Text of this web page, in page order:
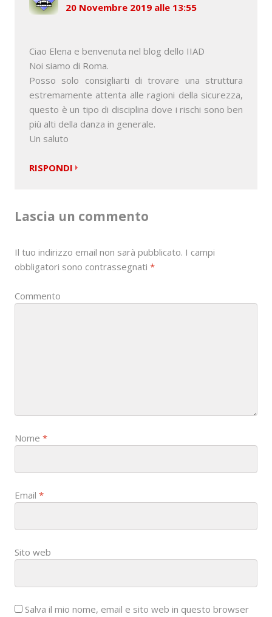
20 Novembre 2019 alle 13:55
Ciao Elena e benvenuta nel blog dello IIAD
Noi siamo di Roma.
Posso solo consigliarti di trovare una struttura
estremamente attenta alle ragioni della sicurezza,
questo è un tipo di disciplina dove i rischi sono ben
più alti della danza in generale.
Un saluto
RISPONDI
Lascia un commento
Il tuo indirizzo email non sarà pubblicato. I campi
obbligatori sono contrassegnati *
Commento
Nome *
Email *
Sito web
Salva il mio nome, email e sito web in questo browser